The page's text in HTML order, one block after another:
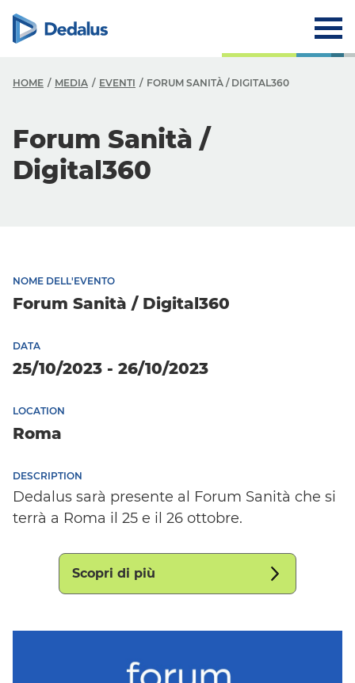
HOME MEDIA EVENTI FORUM SANITÀ / DIGITAL360
Forum Sanità /
Digital360
NOME DELL'EVENTO
Forum Sanità / Digital360
DATA
25/10/2023 - 26/10/2023
LOCATION
Roma
DESCRIPTION
Dedalus sarà presente al Forum Sanità che si
terrà a Roma il 25 e il 26 ottobre.
Scopri di più